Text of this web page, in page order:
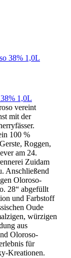
1,0L
vereint
mit der
100 %
Roggen,
am 24.
Zuidam
Anschließend
Oloroso-
28“ abgefüllt
und Farbstoff
Oude
würzigen
aus
Oloroso-
für
Kreationen.